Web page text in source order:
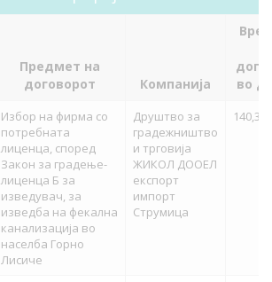
Предмет на
договорот
Компанија
во
Избор на фирма со
потребната
лиценца, според
Закон за градење-
лиценца Б за
изведувач, за
изведба на фекална
канализација во
населба Горно
Лисиче
Друштво за
градежништво
и трговија
ЖИКОЛ ДООЕЛ
експорт
импорт
Струмица